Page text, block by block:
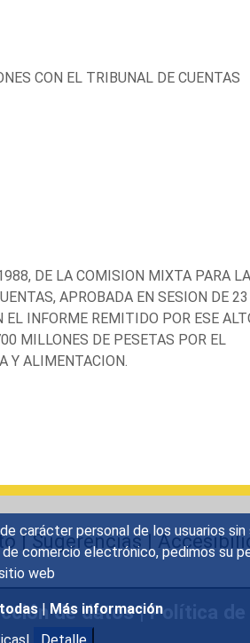
carácter personal de los usuarios
comercio electrónico, pedimos su
web
| Más información
CON EL TRIBUNAL DE CUENTAS
DE LA COMISION MIXTA PARA
APROBADA EN SESION DE
EL INFORME REMITIDO POR ESE
MILLONES DE PESETAS POR EL
Y ALIMENTACION.
|Sugerencias|
de datos|Política de